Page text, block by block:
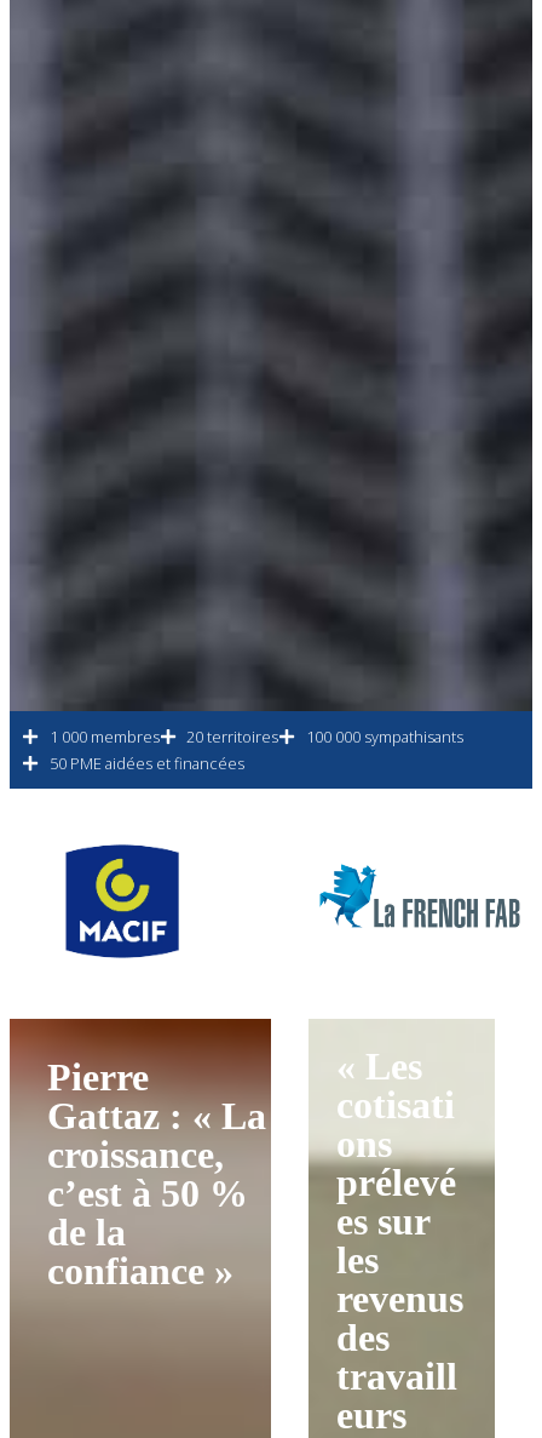
1 000 membres 20 territoires
100 000 sympathisants
50 PME aidées et financées
Pierre
Gattaz : « La
croissance,
c’est à 50 %
de la
confiance »
« Les
cotisati
ons
prélevé
es sur
les
revenus
des
travaill
eurs